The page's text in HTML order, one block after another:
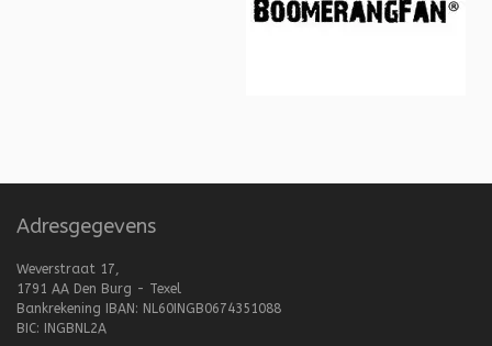
Adresgegevens
Weverstraat 17,
1791 AA Den Burg - Texel
Bankrekening IBAN: NL60INGB0674351088
BIC: INGBNL2A